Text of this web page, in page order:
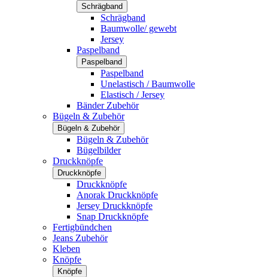
Schrägband
Schrägband
Baumwolle/ gewebt
Jersey
Paspelband
Paspelband
Paspelband
Unelastisch / Baumwolle
Elastisch / Jersey
Bänder Zubehör
Bügeln & Zubehör
Bügeln & Zubehör
Bügeln & Zubehör
Bügelbilder
Druckknöpfe
Druckknöpfe
Druckknöpfe
Anorak Druckknöpfe
Jersey Druckknöpfe
Snap Druckknöpfe
Fertigbündchen
Jeans Zubehör
Kleben
Knöpfe
Knöpfe